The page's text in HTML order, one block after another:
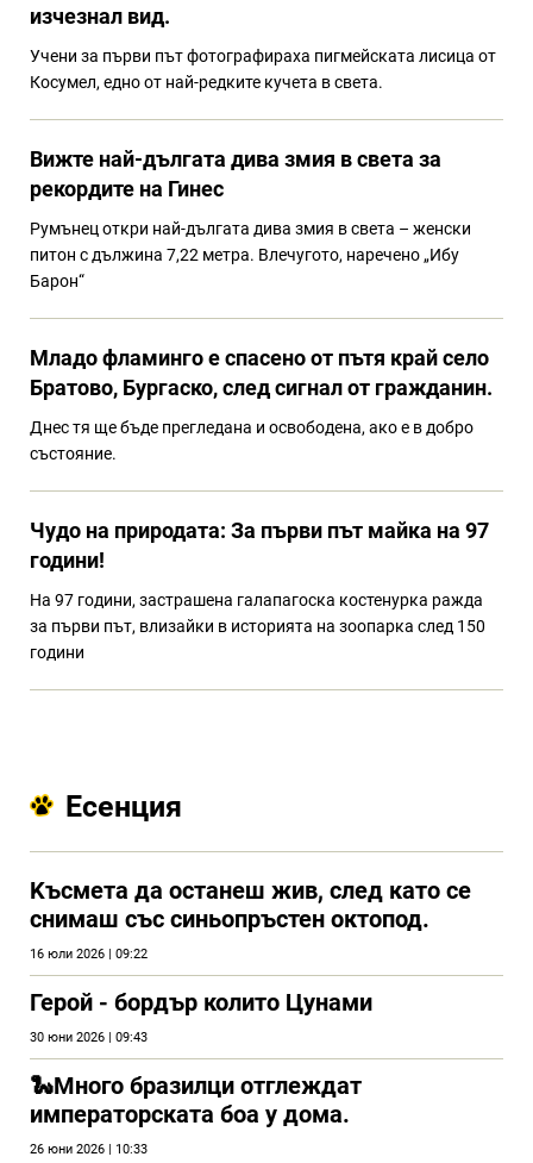
изчезнал вид.
Учени за първи път фотографираха пигмейската лисица от
Косумел, едно от най-редките кучета в света.
Вижте най-дългата дива змия в света за
рекордите на Гинес
Румънец откри най-дългата дива змия в света – женски
питон с дължина 7,22 метра. Влечугото, наречено „Ибу
Барон“
Младо фламинго е спасено от пътя край село
Братово, Бургаско, след сигнал от гражданин.
Днес тя ще бъде прегледана и освободена, ако е в добро
състояние.
Чудо на природата: За първи път майка на 97
години!
На 97 години, застрашена галапагоска костенурка ражда
за първи път, влизайки в историята на зоопарка след 150
години
Есенция
Kъсмета да останеш жив, след като се
снимаш със синьопръстен октопод.
16 юли 2026 | 09:22
Герой - бордър колито Цунами
30 юни 2026 | 09:43
🐍Много бразилци отглеждат
императорската боа у дома.
26 юни 2026 | 10:33